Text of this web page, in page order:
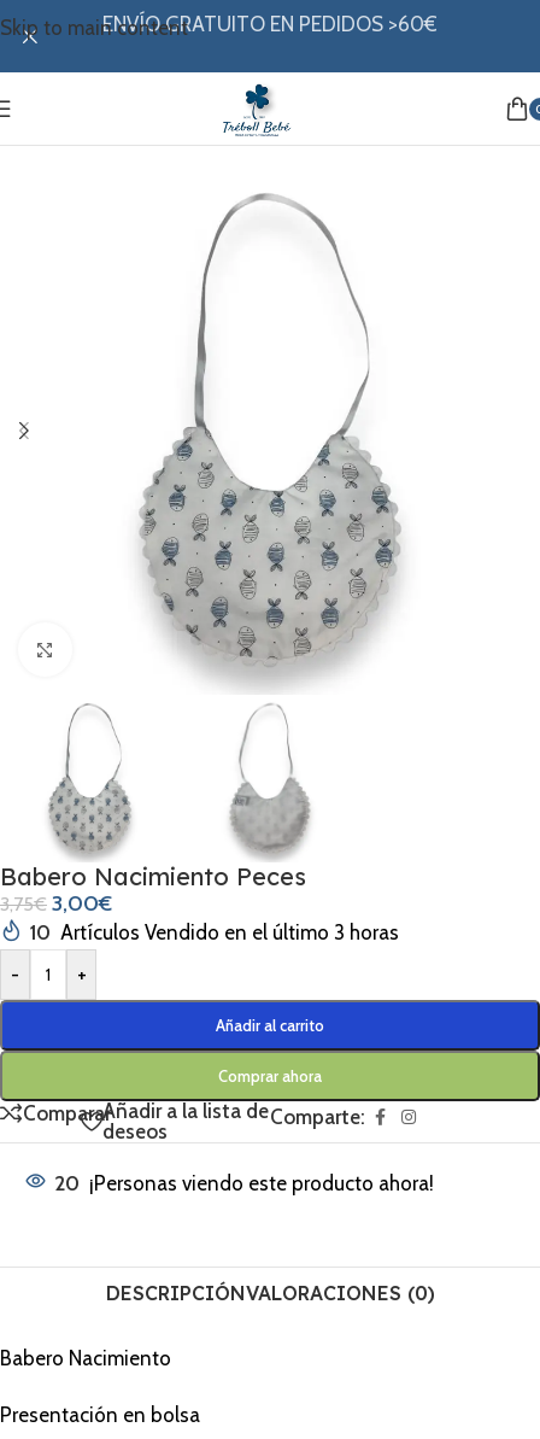
Skip to main contentENVÍO GRATUITO EN PEDIDOS >60€
Clic para ampliar
Babero Nacimiento Peces
3,75€ 3,00€
10 Artículos Vendido en el último 3 horas
-
+
Añadir al carrito
Comprar ahora
CompararAñadir a la lista de
deseos
Comparte:
20 ¡Personas viendo este producto ahora!
DESCRIPCIÓNVALORACIONES (0)
Babero Nacimiento
Presentación en bolsa